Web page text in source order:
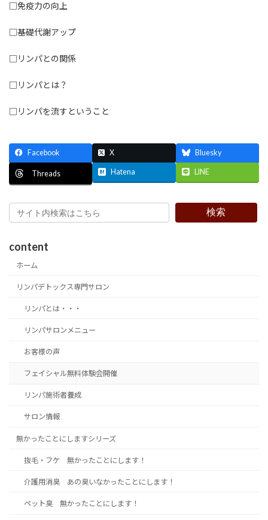
□免疫力の向上
□基礎代謝アップ
□リンパとの関係
□リンパとは？
□リンパを流すということ
Facebook X Bluesky
Threads Hatena LINE
検索
content
ホーム
リンパデトックス専門サロン
リンパとは・・・
リンパサロンメニュー
お客様の声
フェイシャル無料体験会開催
リンパ施術者養成
サロン情報
無かったことにしますシリーズ
抜毛・フケ 無かったことにします！
介護用消臭 あの臭いなかったことにします！
ペット臭 無かったことにします！